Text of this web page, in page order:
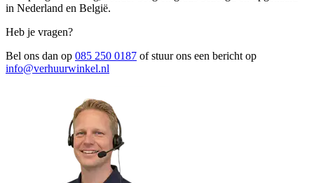
in Nederland en België.
Heb je vragen?
Bel ons dan op 085 250 0187 of stuur ons een bericht op
info@verhuurwinkel.nl